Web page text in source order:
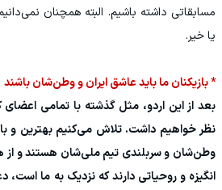
مسابقاتی داشته باشیم. البته همچنان
یا خیر.
* بازیکنان ما باید عاشق ایران و وطن‌شان باشند
بعد از این اردو، مثل گذشته با تمامی اعضای
نظر خواهیم داشت. تلاش می‌کنیم بهترین‌ و
وطن‌شان و سربلندی تیم ملی‌شان هستند و از
انگیزه و روحیاتی دارند که نزدیک به ما است،